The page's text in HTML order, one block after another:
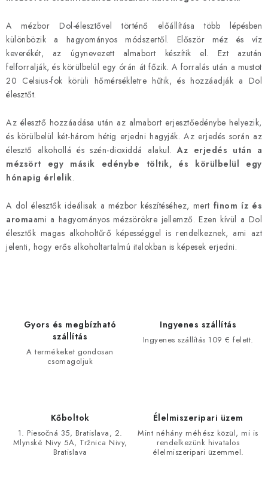
i
r
á
n
y
t
á
s
e
l
e
m
e
i
A mézbor Dol-élesztővel történő előállítása több lépésben
különbözik a hagyományos módszertől. Először méz és víz
keverékét, az úgynevezett almabort készítik el. Ezt azután
felforralják, és körülbelül egy órán át főzik. A forralás után a mustot
20 Celsius-fok körüli hőmérsékletre hűtik, és hozzáadják a Dol
élesztőt.
Az élesztő hozzáadása után az almabort erjesztőedénybe helyezik,
és körülbelül két-három hétig erjedni hagyják. Az erjedés során az
élesztő alkohollá és szén-dioxiddá alakul.Az erjedés után a
mézsört egy másik edénybe töltik, és körülbelül egy
hónapig érlelik.
A dol élesztők ideálisak a mézbor készítéséhez, mert finom íz és
aromaami a hagyományos mézsörökre jellemző. Ezen kívül a Dol
élesztők magas alkoholtűrő képességgel is rendelkeznek, ami azt
jelenti, hogy erős alkoholtartalmú italokban is képesek erjedni.
Gyors és megbízható
szállítás
A termékeket gondosan
csomagoljuk
Ingyenes szállítás
Ingyenes szállítás 109 € felett.
Kőboltok
1. Piesočná 35, Bratislava, 2.
Mlynské Nivy 5A, Tržnica Nivy,
Bratislava
Élelmiszeripari üzem
Mint néhány méhész közül, mi is
rendelkezünk hivatalos
élelmiszeripari üzemmel.